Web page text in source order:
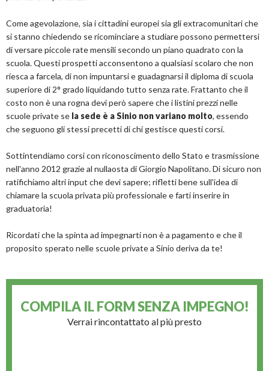
Come agevolazione, sia i cittadini europei sia gli extracomunitari che
si stanno chiedendo se ricominciare a studiare possono permettersi
di versare piccole rate mensili secondo un piano quadrato con la
scuola. Questi prospetti acconsentono a qualsiasi scolaro che non
riesca a farcela, di non impuntarsi e guadagnarsi il diploma di scuola
superiore di 2° grado liquidando tutto senza rate. Frattanto che il
costo non è una rogna devi però sapere che i listini prezzi nelle
scuole private se la sede è a Sinio non variano molto, essendo
che seguono gli stessi precetti di chi gestisce questi corsi.
Sottintendiamo corsi con riconoscimento dello Stato e trasmissione
nell'anno 2012 grazie al nullaosta di Giorgio Napolitano. Di sicuro non
ratifichiamo altri input che devi sapere; rifletti bene sull'idea di
chiamare la scuola privata più professionale e farti inserire in
graduatoria!
Ricordati che la spinta ad impegnarti non è a pagamento e che il
proposito sperato nelle scuole private a Sinio deriva da te!
COMPILA IL FORMSENZA IMPEGNO!
Verrai rincontattato al più presto